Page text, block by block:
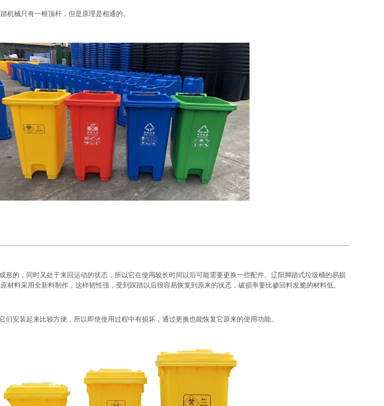
机械只有一根顶杆，但是原理是相通的。
形的，同时又处于来回运动的状态，所以它在使用较长时间以后可能需要更换一些配件。辽阳脚踏式垃圾桶的易损
材料采用全新料制作，这样韧性强，受到踩踏以后很容易恢复到原来的状态，破损率要比掺回料发脆的材料低。
们安装起来比较方便，所以即使使用过程中有损坏，通过更换也能恢复它原来的使用功能。